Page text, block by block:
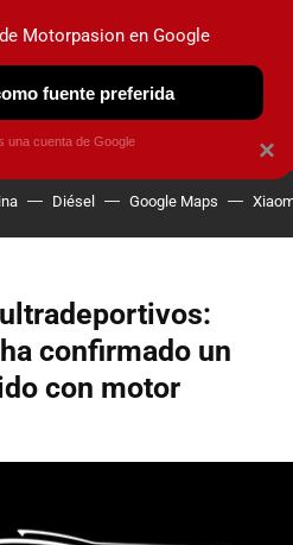
OBSERVATORIO
Diésel Google Maps
confirmado un
con motor
×
Motorpasion en Google
fuente preferida
una cuenta de Google